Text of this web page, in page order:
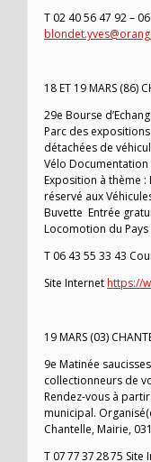
T 02 40 56 47 92 –
18 ET 19 MARS (86)
29e Bourse
Parc des
détachées de
Vélo Documentation
Exposition à thème :
réservé aux
Buvette Entrée
Locomotion du Pays
T 06 43 55 33 43
Site Internethttps://
19 MARS (03)
9e Matinée
collectionneurs de
Rendez-vous à
municipal.
Chantelle, Mairie,
T 07 77 37 28 75 Site